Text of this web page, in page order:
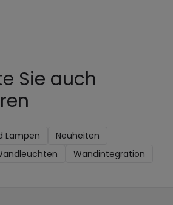
Sie auch
Lampen
Neuheiten
Wandintegration